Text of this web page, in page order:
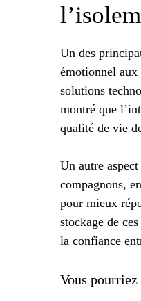
Un des
émotionnel
solutions
montré que
qualité de vie
Un autre
compagnons,
pour mieux
stockage de
la confiance
Vous